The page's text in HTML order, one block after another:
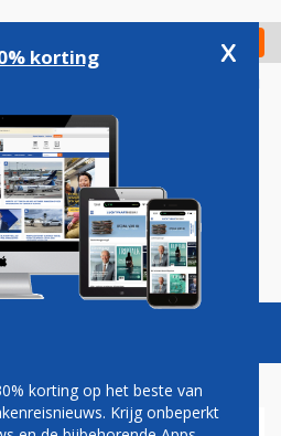
Check in
Podcasts Vacatures
korting x
korting op het beste van
Krijg onbeperkt